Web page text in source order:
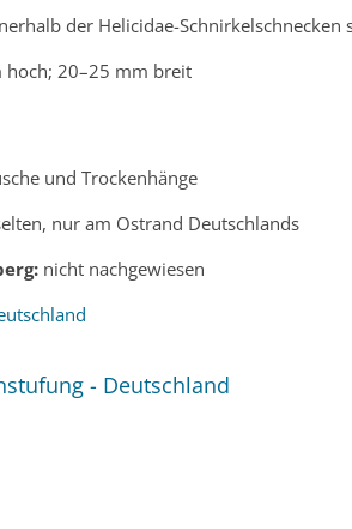
der Helicidae-Schnirkelschnecken
20–25 mm breit
und Trockenhänge
nur am Ostrand Deutschlands
nicht nachgewiesen
- Deutschland